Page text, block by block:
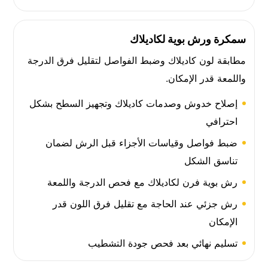
سمكرة ورش بوية لكاديلاك
مطابقة لون كاديلاك وضبط الفواصل لتقليل فرق الدرجة
واللمعة قدر الإمكان.
إصلاح خدوش وصدمات كاديلاك وتجهيز السطح بشكل
احترافي
ضبط فواصل وقياسات الأجزاء قبل الرش لضمان
تناسق الشكل
رش بوية فرن لكاديلاك مع فحص الدرجة واللمعة
رش جزئي عند الحاجة مع تقليل فرق اللون قدر
الإمكان
تسليم نهائي بعد فحص جودة التشطيب